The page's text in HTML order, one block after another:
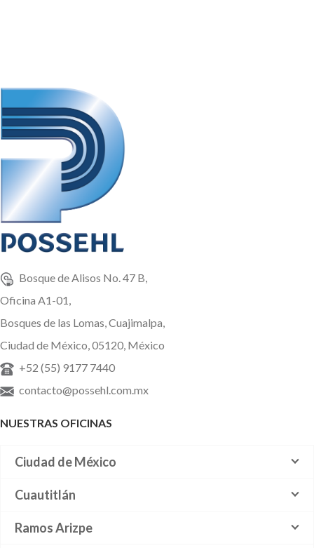
Bosque de Alisos No. 47 B,
Oficina A1-01,
Bosques de las Lomas, Cuajimalpa,
Ciudad de México, 05120, México
+52 (55) 9177 7440
contacto@possehl.com.mx
NUESTRAS OFICINAS
Ciudad de México
Cuautitlán
Ramos Arizpe